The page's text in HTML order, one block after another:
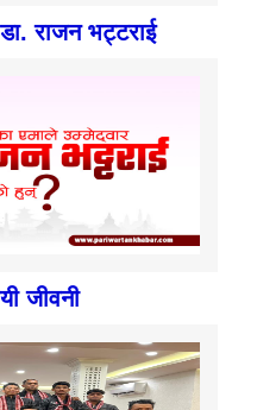
राजन भट्टराई
जीवनी